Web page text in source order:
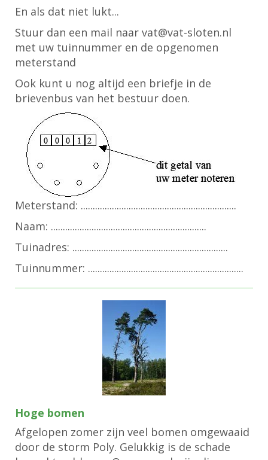
En als dat niet lukt...
Stuur dan een mail naar vat@vat-sloten.nl
met uw tuinnummer en de opgenomen
meterstand
Ook kunt u nog altijd een briefje in de
brievenbus van het bestuur doen.
Meterstand: .................................................................
Naam: .................................................................
Tuinadres: .................................................................
Tuinnummer: .................................................................
Hoge bomen
Afgelopen zomer zijn veel bomen omgewaaid
door de storm Poly. Gelukkig is de schade